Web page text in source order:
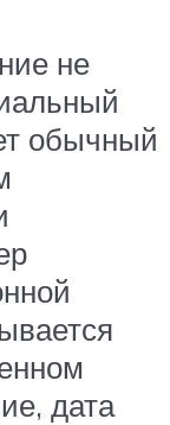
не
обычный
дата